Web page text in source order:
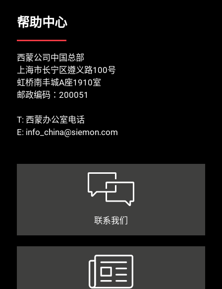
帮助中心
西蒙公司中国总部
上海市长宁区遵义路100号
虹桥南丰城A座1910室
邮政编码：200051
T: 西蒙办公室电话
E: info_china@siemon.com
联系我们